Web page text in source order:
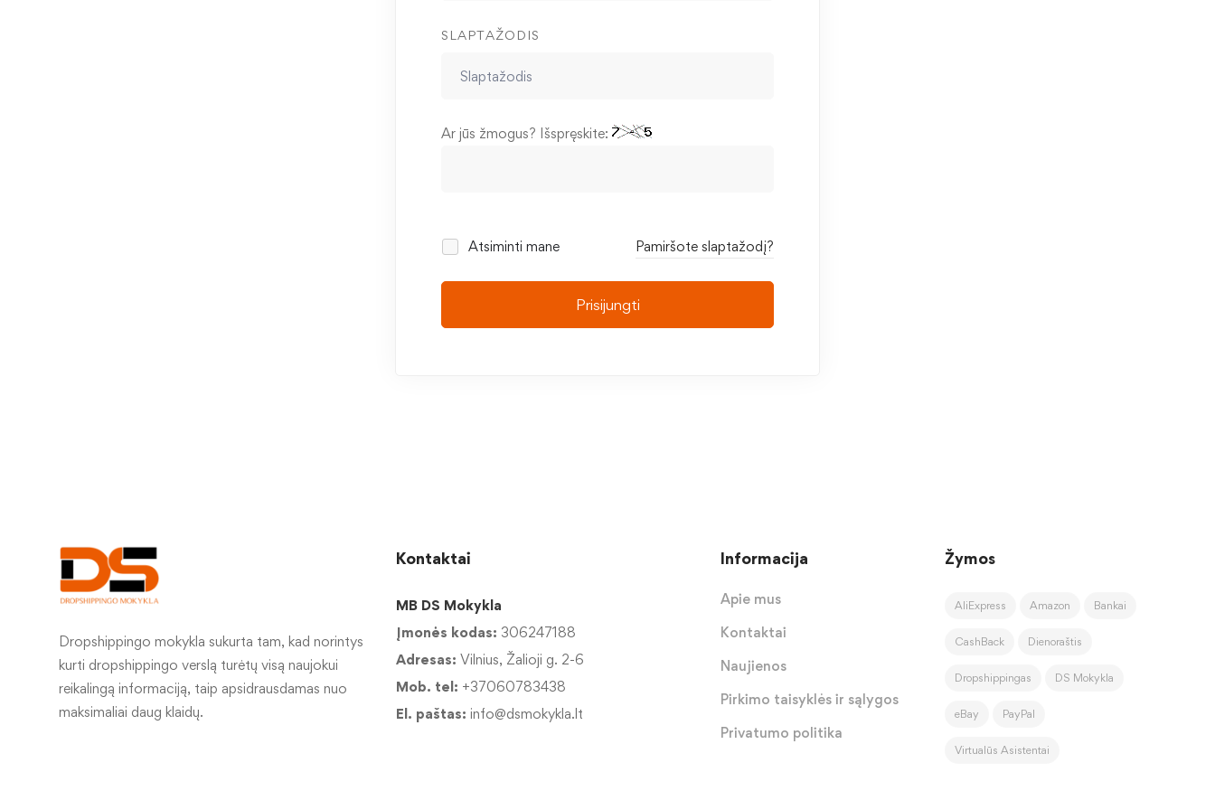
SLAPTAŽODIS
Ar jūs žmogus? Išspręskite:
Atsiminti mane Pamiršote slaptažodį?
Prisijungti
Dropshippingo mokykla sukurta tam, kad norintys
kurti dropshippingo verslą turėtų visą naujokui
reikalingą informaciją, taip apsidrausdamas nuo
maksimaliai daug klaidų.
Kontaktai
MB DS Mokykla
Įmonės kodas: 306247188
Adresas: Vilnius, Žalioji g. 2-6
Mob. tel: +37060783438
El. paštas: info@dsmokykla.lt
Informacija
Apie mus
Kontaktai
Naujienos
Pirkimo taisyklės ir sąlygos
Privatumo politika
Žymos
AliExpress Amazon Bankai
CashBack Dienoraštis
Dropshippingas DS Mokykla
eBay PayPal
Virtualūs Asistentai